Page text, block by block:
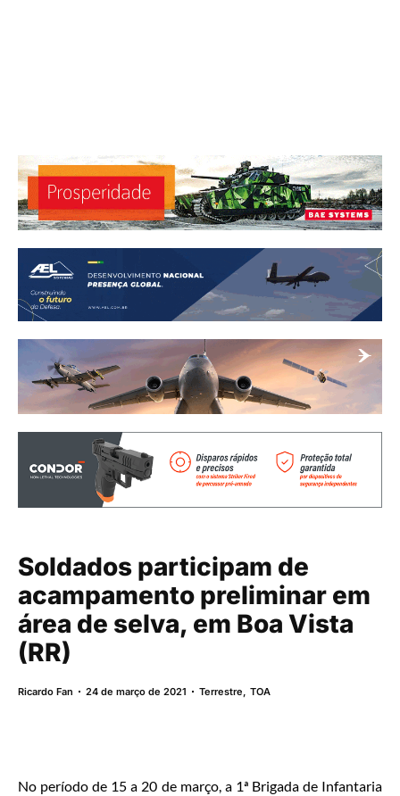
Soldados participam de
acampamento preliminar em
área de selva, em Boa Vista
(RR)
Ricardo Fan 24 de março de 2021 Terrestre,TOA
No período de 15 a 20 de março, a 1ª Brigada de Infantaria